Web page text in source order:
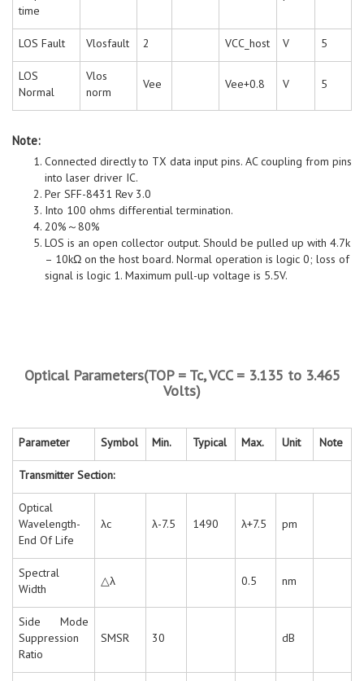
time
LOS Fault Vlosfault 2 VCC_host V 5
LOS
Normal
Vlos
norm
Vee Vee+0.8 V 5
Note:
Connected directly to TX data input pins. AC coupling from pins
into laser driver IC.
Per SFF-8431 Rev 3.0
Into 100 ohms differential termination.
20%～80%
LOS is an open collector output. Should be pulled up with 4.7k
– 10kΩ on the host board. Normal operation is logic 0; loss of
signal is logic 1. Maximum pull-up voltage is 5.5V.
Optical Parameters(TOP = Tc, VCC = 3.135 to 3.465
Volts)
Parameter Symbol Min. Typical Max. Unit Note
Transmitter Section:
Optical
Wavelength-
End Of Life
λc λ-7.5 1490 λ+7.5 pm
Spectral
Width
△λ 0.5 nm
Side Mode
Suppression
Ratio
SMSR 30 dB